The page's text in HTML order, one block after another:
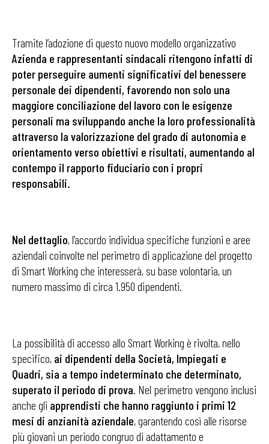
Tramite l’adozione di questo nuovo modello organizzativo
Azienda e rappresentanti sindacali ritengono infatti di
poter perseguire aumenti significativi del benessere
personale dei dipendenti, favorendo non solo una
maggiore conciliazione del lavoro con le esigenze
personali ma sviluppando anche la loro professionalità
attraverso la valorizzazione del grado di autonomia e
orientamento verso obiettivi e risultati, aumentando al
contempo il rapporto fiduciario con i propri
responsabili.
Nel dettaglio, l’accordo individua specifiche funzioni e aree
aziendali coinvolte nel perimetro di applicazione del progetto
di Smart Working che interesserà, su base volontaria, un
numero massimo di circa 1.950 dipendenti.
La possibilità di accesso allo Smart Working è rivolta, nello
specifico, ai dipendenti della Società, Impiegati e
Quadri, sia a tempo indeterminato che determinato,
superato il periodo di prova. Nel perimetro vengono inclusi
anche gli apprendisti che hanno raggiunto i primi 12
mesi di anzianità aziendale, garantendo così alle risorse
più giovani un periodo congruo di adattamento e